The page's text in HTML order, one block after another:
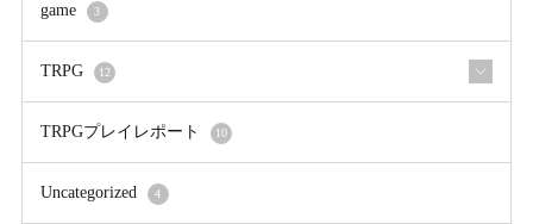
game 3
TRPG 12
TRPGプレイレポート 10
Uncategorized 4